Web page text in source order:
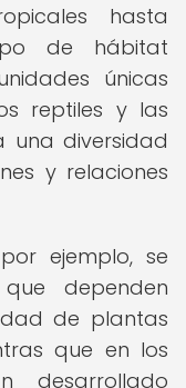
hasta
de hábitat
únicas
reptiles y las
una diversidad
y relaciones
ejemplo, se
dependen
de plantas
que en los
desarrollado